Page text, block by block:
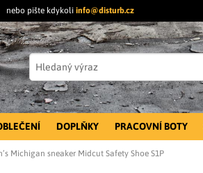
nebo pište kdykoli info@disturb.cz
DOPLŇKY PRACOVNÍ BOTY
Michigan sneaker Midcut Safety Shoe S1P